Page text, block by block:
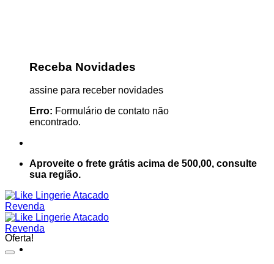
Receba Novidades
assine para receber novidades
Erro: Formulário de contato não
encontrado.
Aproveite o frete grátis acima de 500,00, consulte
sua região.
Oferta!